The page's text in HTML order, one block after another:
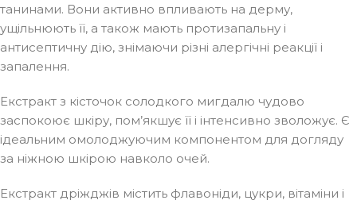
танинами. Вони активно впливають на дерму,
ущільнюють її, а також мають протизапальну і
антисептичну дію, знімаючи різні алергічні реакції і
запалення.
Екстракт з кісточок солодкого мигдалю чудово
заспокоює шкіру, пом’якшує її і інтенсивно зволожує. Є
ідеальним омолоджуючим компонентом для догляду
за ніжною шкірою навколо очей.
Екстракт дріжджів містить флавоніди, цукри, вітаміни і